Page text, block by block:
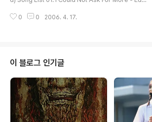
작품은 120분짜리 테이프 2개를 꽉꽉 채웠던 것으로도 유
명했던 영화 이었습니다. 작품의 길이도 길이였지만 답답
t Me Let Go - Faith Hill 04. I Will Know Your Love
achlan 09. Fallen Angels - Marc Cohn 10. Some
where In The Middle - Nine Sky..
0 0 2006. 4. 17.
이 블로그 인기글